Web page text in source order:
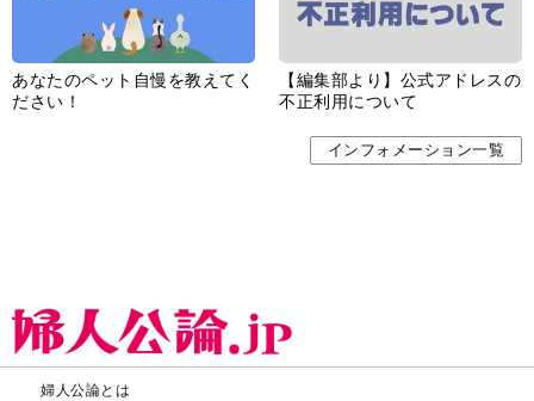
あなたのペット自慢を教えてく
ださい！
【編集部より】公式アドレスの
不正利用について
インフォメーション一覧
婦人公論とは